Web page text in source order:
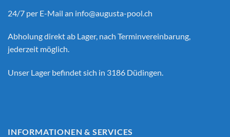
24/7 per E-Mail an info@augusta-pool.ch
Abholung direkt ab Lager, nach Terminvereinbarung,
jederzeit möglich.
Unser Lager befindet sich in 3186 Düdingen.
INFORMATIONEN & SERVICES